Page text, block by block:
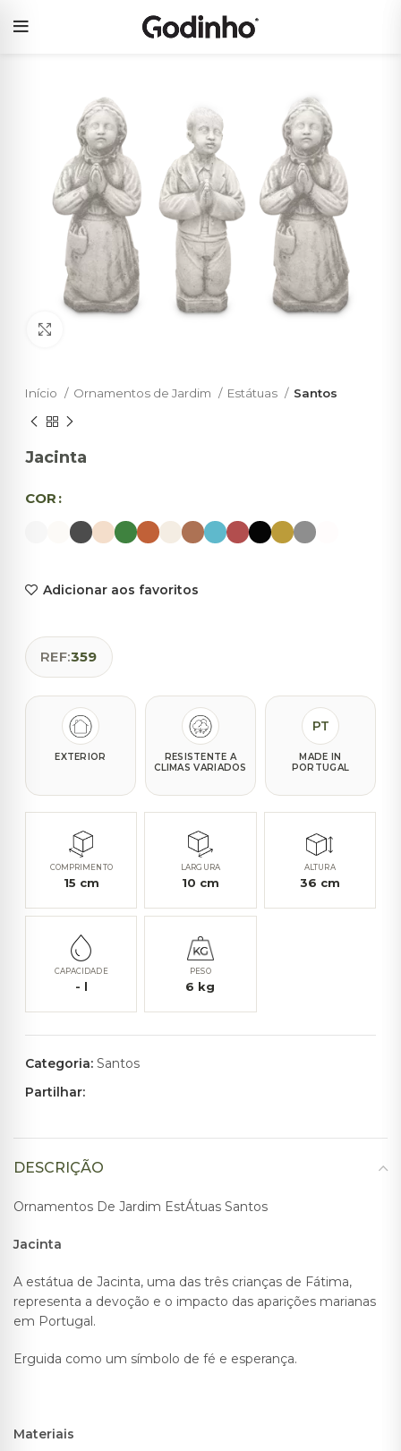
Início Ornamentos de Jardim Estátuas Santos
Jacinta
COR
Adicionar aos favoritos
REF:359
EXTERIOR
RESISTENTE A
CLIMAS VARIADOS
PT
MADE IN
PORTUGAL
COMPRIMENTO
15 cm
LARGURA
10 cm
ALTURA
36 cm
CAPACIDADE
- l
PESO
6 kg
Categoria: Santos
Partilhar:
DESCRIÇÃO
Ornamentos De Jardim EstÁtuas Santos
Jacinta
A estátua de Jacinta, uma das três crianças de Fátima,
representa a devoção e o impacto das aparições marianas
em Portugal.
Erguida como um símbolo de fé e esperança.
Materiais